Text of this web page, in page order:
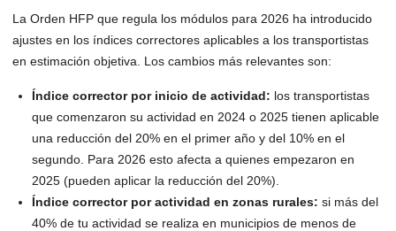
La Orden HFP que regula los módulos para 2026 ha introducido
ajustes en los índices correctores aplicables a los transportistas
en estimación objetiva. Los cambios más relevantes son:
Índice corrector por inicio de actividad: los transportistas
que comenzaron su actividad en 2024 o 2025 tienen aplicable
una reducción del 20% en el primer año y del 10% en el
segundo. Para 2026 esto afecta a quienes empezaron en
2025 (pueden aplicar la reducción del 20%).
Índice corrector por actividad en zonas rurales: si más del
40% de tu actividad se realiza en municipios de menos de